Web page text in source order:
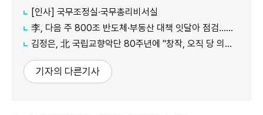
[인사] 국무조정실·국무총리비서실
李, 다음 주 800조 반도체·부동산 대책 잇달아 점검…어떤 얘기 오갈까
김정은, 北 국립교향악단 80주년에 "창작, 오직 당 의도대로 진행"
기자의 다른기사